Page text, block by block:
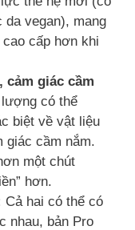
da vegan), mang
cấp hơn khi
giác cầm
có thể
biệt về vật liệu
giác cầm nắm.
một chút
hơn.
Cả hai có thể có
nhau, bản Pro